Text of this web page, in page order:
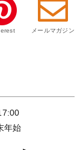
メールマガジン
年始